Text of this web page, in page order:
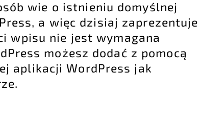
wie o istnieniu domyślnej
a więc dzisiaj zaprezentuje
wpisu nie jest wymagana
możesz dodać z pomocą
aplikacji WordPress jak